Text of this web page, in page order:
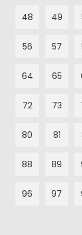
48 49
56 57
64 65
72 73
80 81
88 89
96 97